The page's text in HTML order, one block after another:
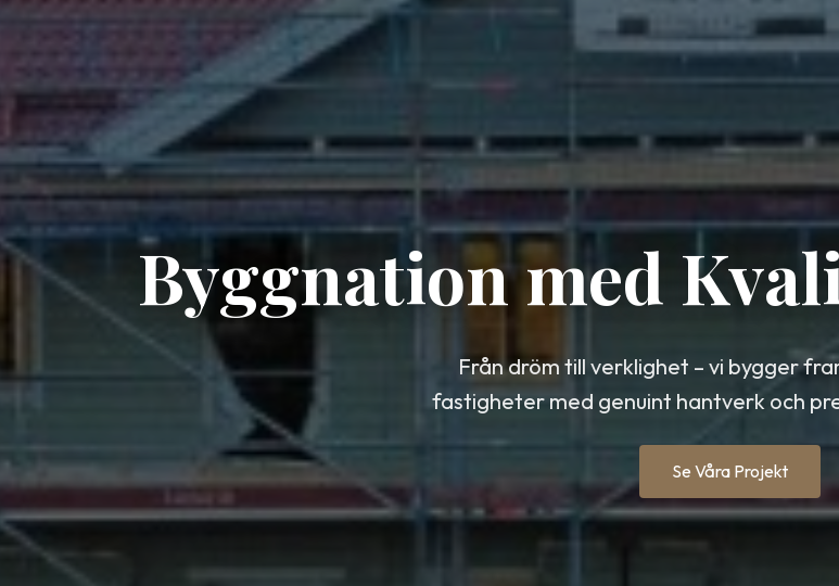
Byggnation med
Från dröm till verklighet – vi bygger
fastigheter med genuint hantverk och
Se Våra Projekt